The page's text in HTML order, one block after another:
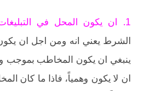
1. ان يكون المحل في التبليغات القضائية موجوداً:
الشرط يعني انه ومن اجل ان يكون
ينبغي ان يكون المخاطب بموجب
ان لا يكون وهمياً، فاذا ما كان